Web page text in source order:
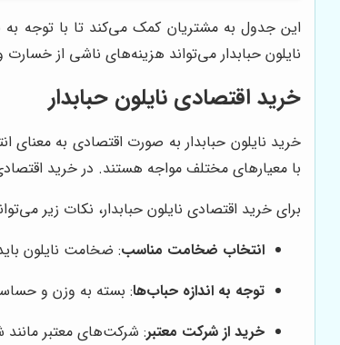
این جدول به مشتریان کمک می‌کند تا با توجه
نایلون حبابدار می‌تواند هزینه‌های ناشی از
خرید اقتصادی نایلون حبابدار
خرید نایلون حبابدار به صورت اقتصادی به معنای
با معیارهای مختلف مواجه هستند. در خرید
برای خرید اقتصادی نایلون حبابدار، نکات زیر
انتخاب ضخامت مناسب: ضخامت نایلون
توجه به اندازه حباب‌ها: بسته به وزن و
خرید از شرکت معتبر: شرکت‌های معتبر مانند